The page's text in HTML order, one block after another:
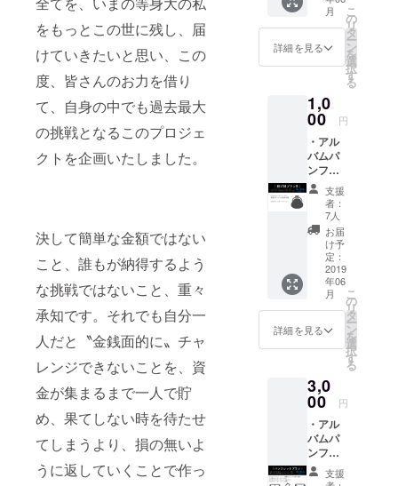
をもっとこの世に残し、届
けていきたいと思い、この
度、皆さんのお力を借り
て、自身の中でも過去最大
の挑戦となるこのプロジェ
クトを企画いたしました。
決して簡単な金額ではない
こと、誰もが納得するよう
な挑戦ではないこと、重々
承知です。それでも自分一
人だと〝金銭面的に〟チャ
レンジできないことを、資
金が集まるまで一人で貯
め、果てしない時を待たせ
てしまうより、損の無いよ
うに返していくことで作っ
考欄に
ご希望
のお名
前をご
記入く
い。 ※
記入が
ない場
合は
CAMPF
IREにて
使用さ
れてい
るハン
ドル
ネーム
を使用
させて
頂きま
す、ご
了承下
さい。
るお名
前は掲
載をお
断りす
る事が
御座い
ます、
月
詳細を見る
こ
の
リ
タ
ー
ン
を
選
択
す
る
1,0
00 円
・アル
バムパ
ンフ
レット
に協賛
者とし
てお名
前を記
載 ・
メール
にてお
礼の
メッ
セージ
支援
者：
7人
お届
け予
定：
2019
年06
月
詳細を見る
こ
の
リ
タ
ー
ン
を
選
択
す
る
3,0
00 円
・アル
バムパ
ンフ
レット
に協賛
支援